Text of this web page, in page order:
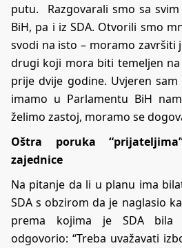
putu. Razgovarali smo sa
BiH, pa i iz SDA. Otvorili smo
svodi na isto – moramo završiti
drugi koji mora biti temeljen
prije dvije godine. Uvjeren
imamo u Parlamentu BiH
želimo zastoj, moramo se
Oštra poruka
zajednice
Na pitanje da li u planu ima
SDA s obzirom da je naglasio
prema kojima je SDA bila
odgovorio: “Treba uvažavati